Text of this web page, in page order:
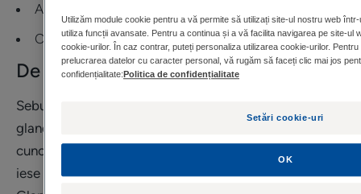
Asigură suplețea pielii.
Contribuie la echilibrul microbiotei pielii.
De unde provine sebumul?
Sebumul este produs de glandele sebacee. Aceste
glande sunt întotdeauna atașate de un folicul pilos,
cunoscut sub denumirea de fir de păr. Acest folicul
iese la suprafața pieli pentru a elibera sebumul produs.
Utilizăm module cookie pentru a vă permite să utilizați site-ul nostru web
utiliza funcții avansate. Pentru a continua și a vă facilita navigarea pe site-ul
cookie-urilor. În caz contrar, puteți personaliza utilizarea cookie-urilor.
prelucrarea datelor cu caracter personal, vă rugăm să faceți clic mai jos
confidențialitate: Politica de confidențialitate
Setări cookie-uri
OK